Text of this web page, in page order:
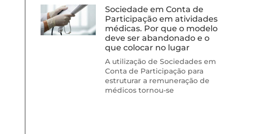
Sociedade em Conta de
Participação em atividades
médicas. Por que o modelo
deve ser abandonado e o
que colocar no lugar
A utilização de Sociedades em
Conta de Participação para
estruturar a remuneração de
médicos tornou-se